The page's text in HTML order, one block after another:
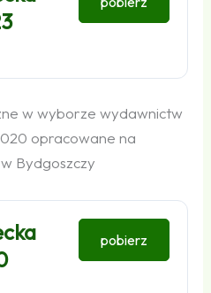
w wyborze wydawnictw
opracowane na
w Bydgoszczy
pobierz